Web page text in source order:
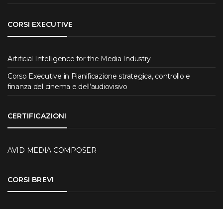
CORSI EXECUTIVE
Artificial Intelligence for the Media Industry
Corso Executive in Pianificazione strategica, controllo e
finanza del cinema e dell’audiovisivo
CERTIFICAZIONI
AVID MEDIA COMPOSER
CORSI BREVI